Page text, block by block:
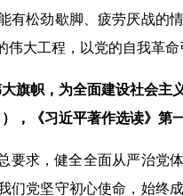
有松劲歇脚、疲劳厌战的
大工程，以党的自我革命
旗帜，为全面建设社会主
），《习近平著作选读》第
要求，健全全面从严治党
们党坚守初心使命，始终